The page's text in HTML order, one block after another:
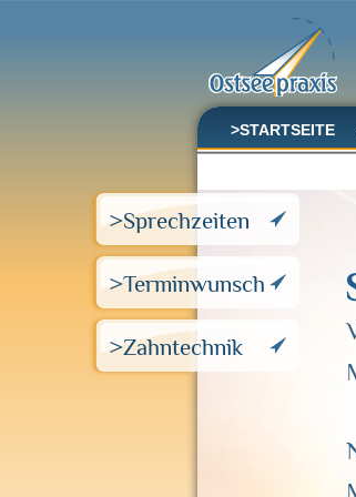
>STARTSEITE
>Sprechzeiten
>Terminwunsch
>Zahntechnik